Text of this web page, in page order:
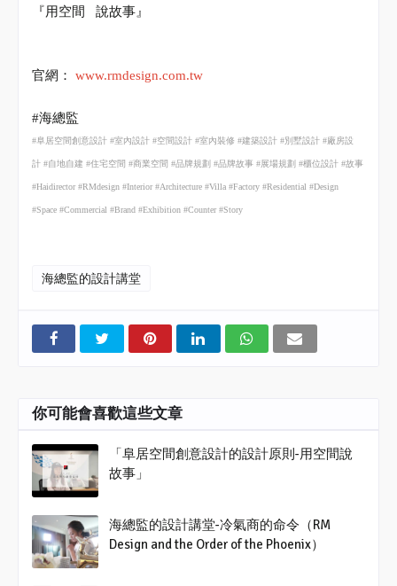
『用空間 說故事』
官網： www.rmdesign.com.tw
#海總監
#阜居空間創意設計 #室內設計 #空間設計 #室內裝修 #建築設計 #別墅設計 #廠房設
計 #自地自建 #住宅空間 #商業空間 #品牌規劃 #品牌故事 #展場規劃 #櫃位設計 #故事
#Haidirector #RMdesign #Interior #Architecture #Villa #Factory #Residential #Design
#Space #Commercial #Brand #Exhibition #Counter #Story
海總監的設計講堂
你可能會喜歡這些文章
「阜居空間創意設計的設計原則-用空間說
故事」
海總監的設計講堂-冷氣商的命令（RM
Design and the Order of the Phoenix）